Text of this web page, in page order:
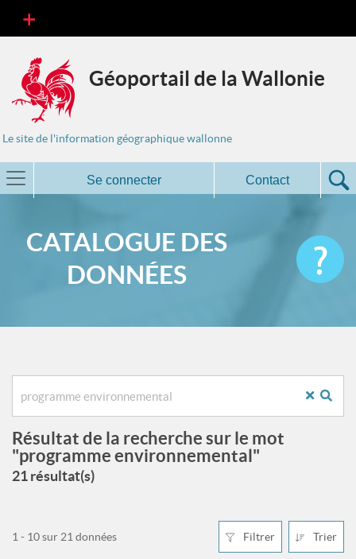
Géoportail de la Wallonie
Le site de l'information géographique wallonne
Se connecter Contact
CATALOGUE DES
DONNÉES
Résultat de la recherche sur le mot
"programme environnemental"
21 résultat(s)
Filtrer Trier
1 - 10 sur 21 données